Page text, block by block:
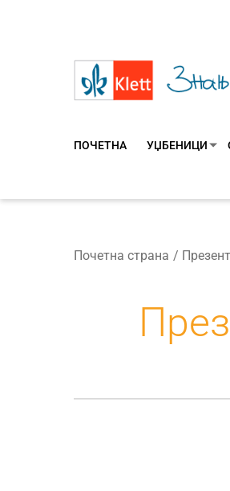
ПОЧЕТНА УЏБЕНИЦИ
Почетна страна